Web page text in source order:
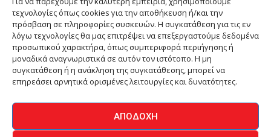
τεχνολογίες όπως cookies για την αποθήκευση ή/και την
πρόσβαση σε πληροφορίες συσκευών. Η συγκατάθεση για τις εν
λόγω τεχνολογίες θα μας επιτρέψει να επεξεργαστούμε δεδομένα
προσωπικού χαρακτήρα, όπως συμπεριφορά περιήγησης ή
μοναδικά αναγνωριστικά σε αυτόν τον ιστότοπο. Η μη
συγκατάθεση ή η ανάκληση της συγκατάθεσης, μπορεί να
επηρεάσει αρνητικά ορισμένες λειτουργίες και δυνατότητες.
ΑΠΟΔΟΧΉ
ΔικαιούχοςDomain:ΔΗΜΗΤΡΙΑΔΗΣ Θ ΚΑΙ ΣΙΑ ΜΟΝΟΠΡΟΣΩΠΗ ΙΚΕ
Διευθυντής: ΕΥΘΥΜΙΑΤΟΥ ΜΑΡΙΑ
Διαχειριστής:
ΕΥΘΥΜΙΑΤΟΥ ΜΑΡΙΑ
Δήλωση Συμμόρφωσης